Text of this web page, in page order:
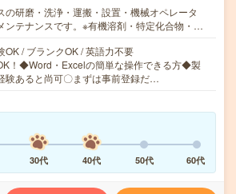
の研磨・洗浄・運搬・設置・機械オペレータ
ンテナンスです。※有機溶剤・特定化合物・…
OK / ブランクOK / 英語力不要
！◆Word・Excelの簡単な操作できる方◆製
験あると尚可〇まずは事前登録だ…
30代 40代 50代 60代